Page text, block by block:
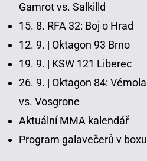
Gamrot vs. Salkilld
15. 8. RFA 32: Boj o Hrad
12. 9. | Oktagon 93 Brno
19. 9. | KSW 121 Liberec
26. 9. | Oktagon 84: Vémola
vs. Vosgrone
Aktuální MMA kalendář
Program galavečerů v boxu